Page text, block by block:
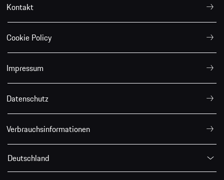
Kontakt
Cookie Policy
Impressum
Datenschutz
Verbrauchsinformationen
Deutschland